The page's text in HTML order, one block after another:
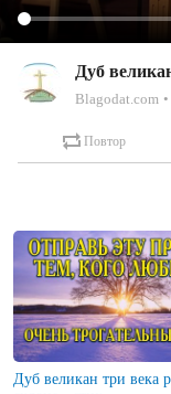
Дуб
Blagodat.com
Повтор
Дуб великан три века